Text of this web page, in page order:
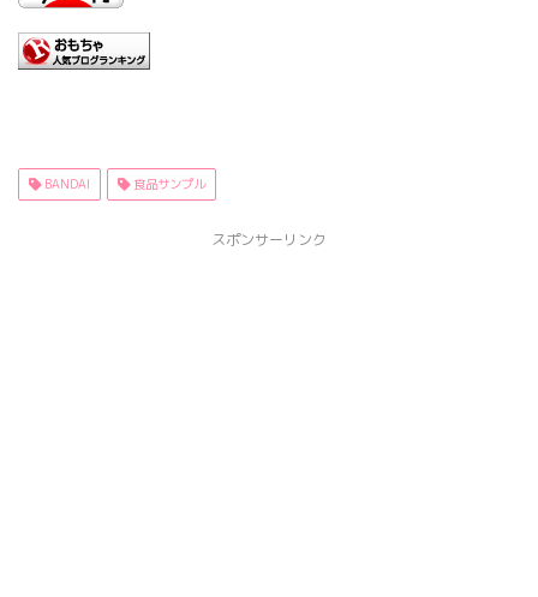
BANDAI 食品サンプル
スポンサーリンク